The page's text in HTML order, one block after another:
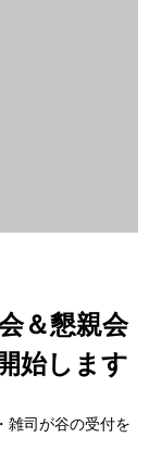
＆懇親会
始します
雑司が谷の受付を